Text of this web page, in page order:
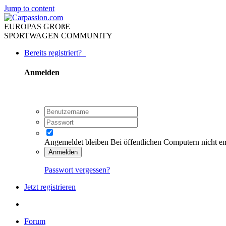
Jump to content
EUROPAS GROßE
SPORTWAGEN COMMUNITY
Bereits registriert?
Anmelden
Angemeldet bleiben Bei öffentlichen Computern nicht
Anmelden
Passwort vergessen?
Jetzt registrieren
Forum